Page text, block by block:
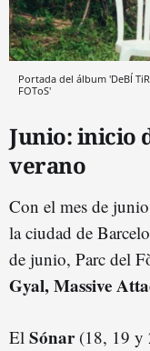
Portada del álbum 'DeBÍ
FOToS'
Junio: inicio
verano
Con el mes de
la ciudad de
de junio, Parc del
Gyal, Massive
El Sónar(18, 19 y